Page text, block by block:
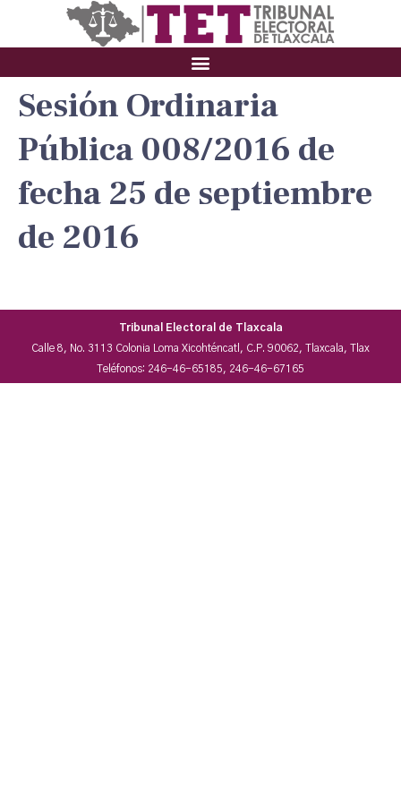
Sesión Ordinaria
Pública 008/2016 de
fecha 25 de septiembre
de 2016
Tribunal Electoral de Tlaxcala
Calle 8, No. 3113 Colonia Loma Xicohténcatl, C.P. 90062, Tlaxcala, Tlax
Teléfonos: 246-46-65185, 246-46-67165